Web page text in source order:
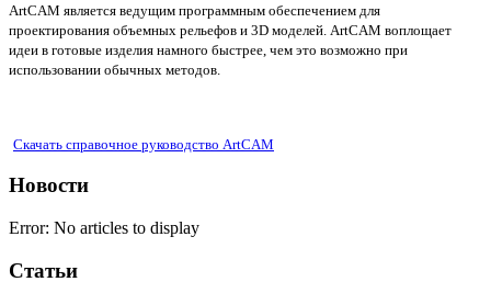
ArtCAM является ведущим программным обеспечением для
проектирования объемных рельефов и 3D моделей. ArtCAM воплощает
идеи в готовые изделия намного быстрее, чем это возможно при
использовании обычных методов.
Скачать справочное руководство ArtCAM
Новости
Error: No articles to display
Статьи